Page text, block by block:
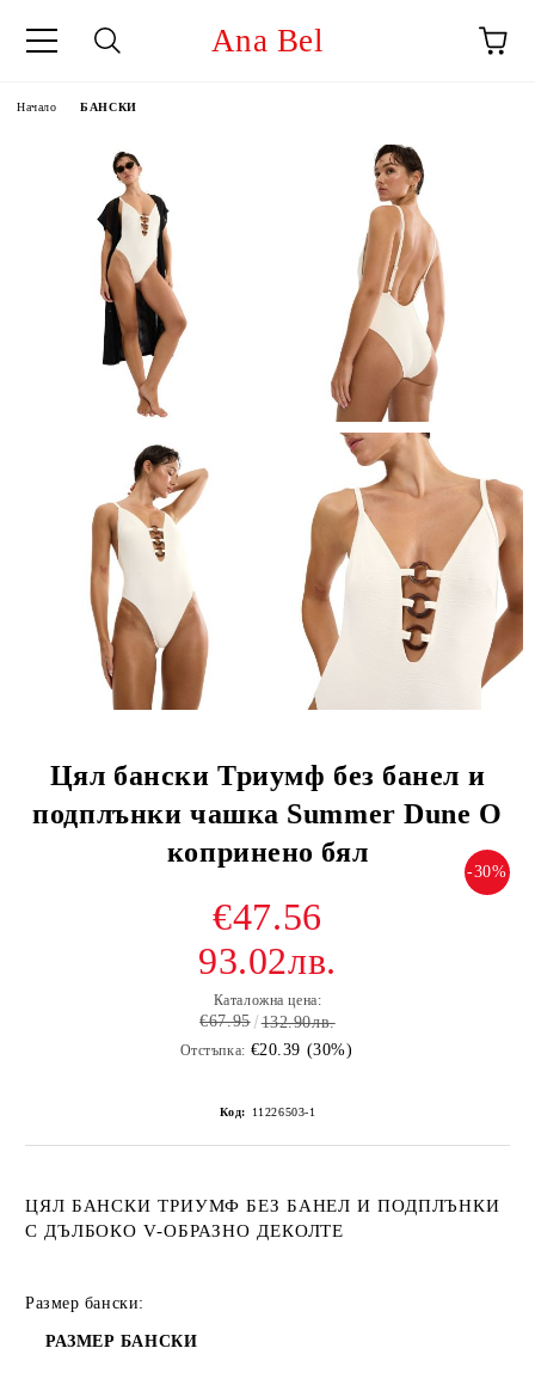
Ana Bel
Начало БАНСКИ
Цял бански Триумф без банел и
подплънки чашка Summer Dune O
копринено бял
-30%
€47.56
93.02лв.
Каталожна цена:
€67.95 132.90лв.
Отстъпка: €20.39 (30%)
Код: 11226503-1
ЦЯЛ БАНСКИ ТРИУМФ БЕЗ БАНЕЛ И ПОДПЛЪНКИ
С ДЪЛБОКО V-ОБРАЗНО ДЕКОЛТЕ
Размер бански:
РАЗМЕР БАНСКИ